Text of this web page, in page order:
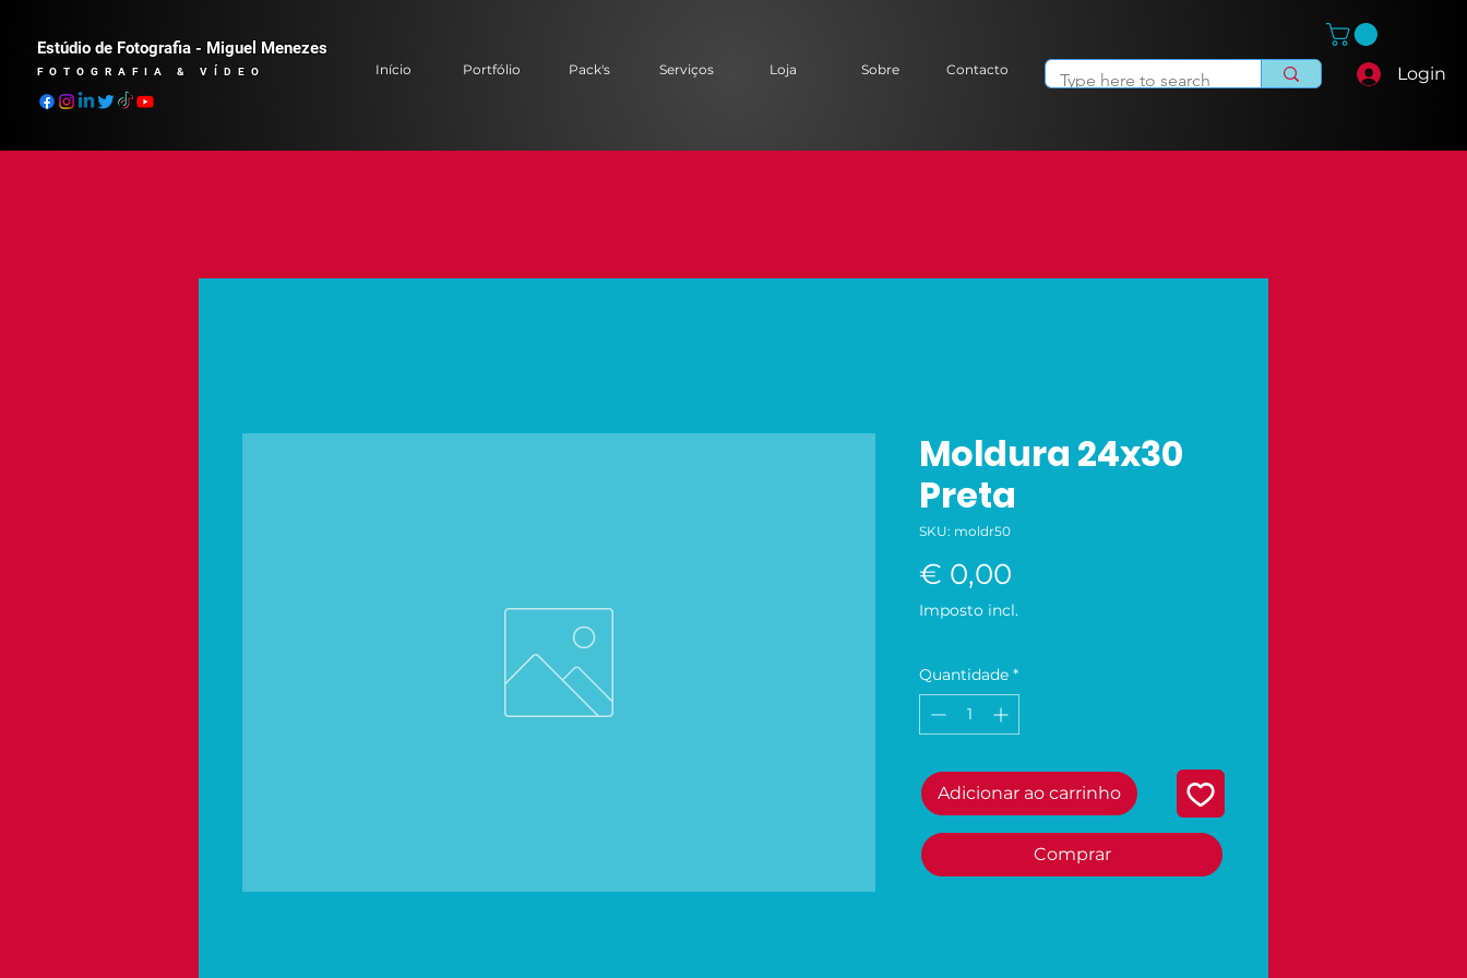
Estúdio de Fotografia - Miguel Menezes
FOTOGRAFIA & VÍDEO Início Portfólio Pack's Serviços Loja Sobre Contacto Login
Moldura 24x30
Preta
SKU: moldr50
€ 0,00
Imposto incl.
Quantidade *
Adicionar ao carrinho
Comprar